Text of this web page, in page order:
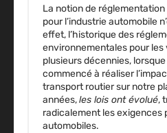
La notion de
pour l’industrie automobile
effet, l’historique des
environnementales pour
plusieurs décennies,
commencé à réaliser
transport routier sur notre
années,les lois ont évolué,
radicalement les exigences
automobiles.